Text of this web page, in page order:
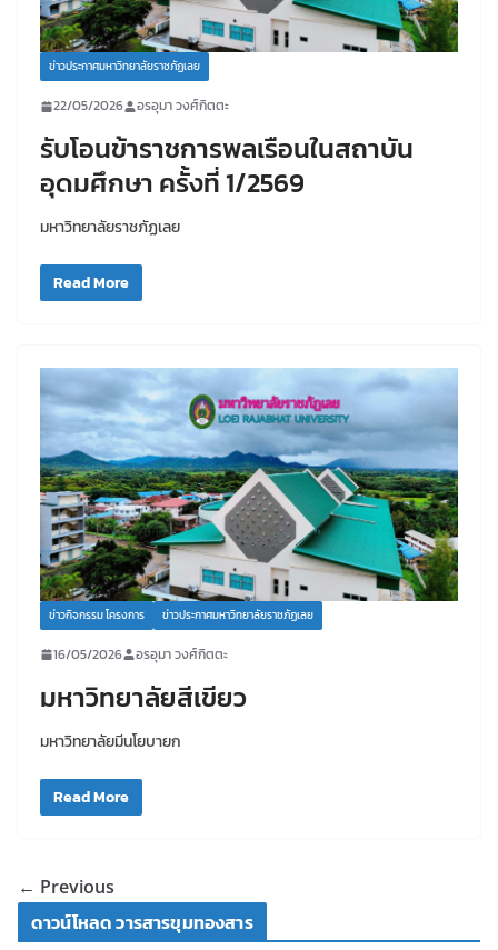
ข่าวประกาศมหาวิทยาลัยราชภัฏเลย
22/05/2026 อรอุมา วงศ์กิตตะ
รับโอนข้าราชการพลเรือนในสถาบัน
อุดมศึกษา ครั้งที่ 1/2569
มหาวิทยาลัยราชภัฏเลย
Read More
ข่าวกิจกรรม โครงการ ข่าวประกาศมหาวิทยาลัยราชภัฏเลย
16/05/2026 อรอุมา วงศ์กิตตะ
มหาวิทยาลัยสีเขียว
มหาวิทยาลัยมีนโยบายก
Read More
← Previous
ดาวน์โหลด วารสารขุมทองสาร